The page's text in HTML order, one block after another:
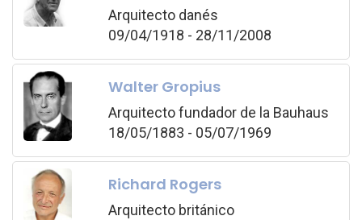
Arquitecto danés
09/04/1918 - 28/11/2008
Walter Gropius
Arquitecto fundador de la Bauhaus
18/05/1883 - 05/07/1969
Richard Rogers
Arquitecto británico